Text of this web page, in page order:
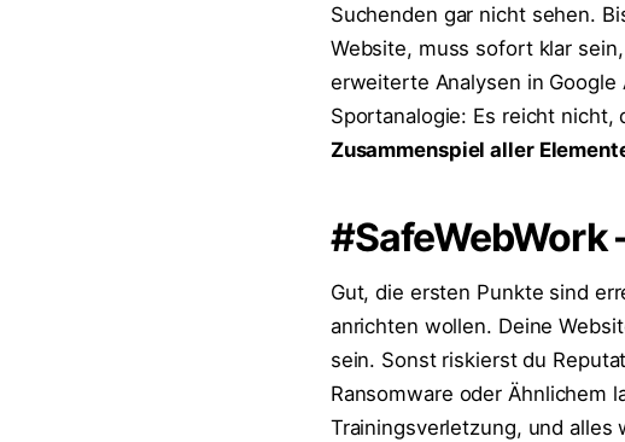
Suchenden gar nicht sehen.
Website, muss sofort klar
erweiterte Analysen in Google
Sportanalogie: Es reicht nicht,
Zusammenspiel aller
#SafeWebWork
Gut, die ersten Punkte sind
anrichten wollen. Deine
sein. Sonst riskierst du
Ransomware oder Ähnlichem
Trainingsverletzung, und alles